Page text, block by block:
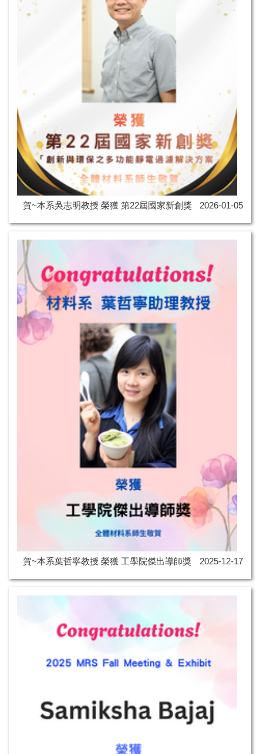
賀~本系吳志明教授 榮獲 第22屆國家新創獎 2026-01-05
賀~本系葉哲寧教授 榮獲 工學院傑出導師獎 2025-12-17